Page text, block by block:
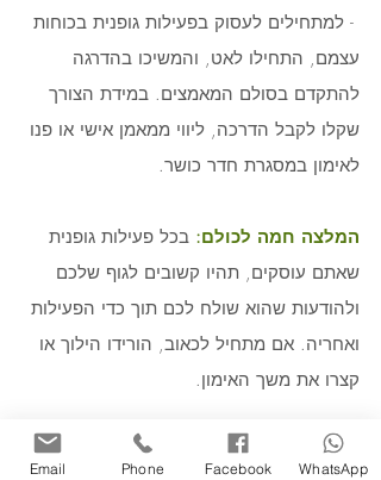
- למתחילים לעסוק בפעילות גופנית בכוחות
עצמם, התחילו לאט, והמשיכו בהדרגה
להתקדם בסולם המאמצים. במידת הצורך
שקלו לקבל הדרכה, ליווי ממאמן אישי או פנו
לאימון במסגרת חדר כושר.
המלצה חמה לכולם: בכל פעילות גופנית
שאתם עוסקים, תהיו קשובים לגוף שלכם
ולהודעות שהוא שולח לכם תוך כדי הפעילות
ואחריה. אם מתחיל לכאוב, הורידו הילוך או
קצרו את משך האימון.
שתפו אותנו כאן איך אתם שומרים על
Email Phone Facebook WhatsApp